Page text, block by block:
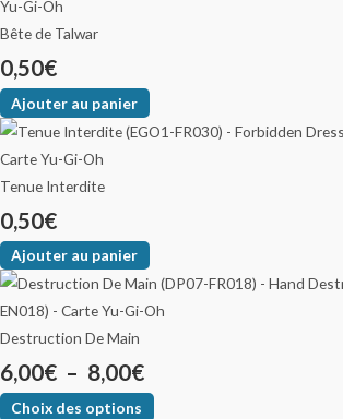
Bête de Talwar
0,50€
Ajouter au panier
Tenue Interdite
0,50€
Ajouter au panier
Destruction De Main
6,00€ – 8,00€
Choix des options